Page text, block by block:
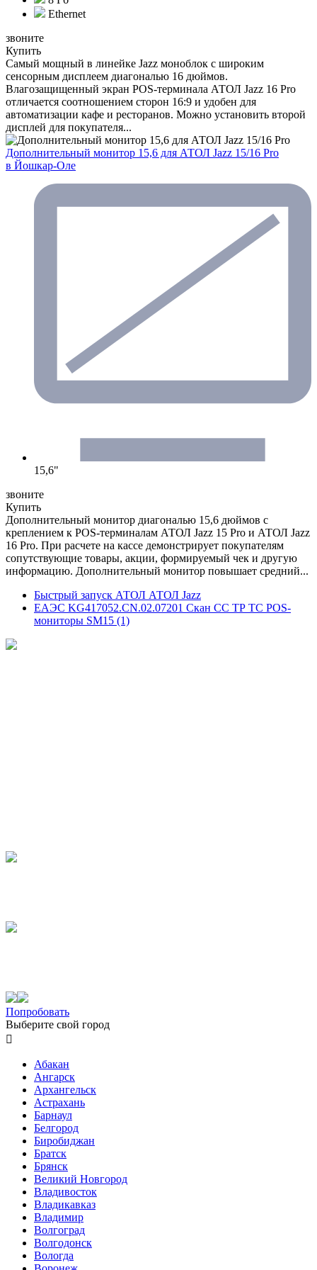
Ethernet
звоните
Купить
Самый мощный в линейке Jazz моноблок с широким
сенсорным дисплеем диагональю 16 дюймов.
Влагозащищенный экран POS-терминала АТОЛ Jazz 16 Pro
отличается соотношением сторон 16:9 и удобен для
автоматизации кафе и ресторанов. Можно установить второй
дисплей для покупателя...
Дополнительный монитор 15,6 для АТОЛ Jazz 15/16 Pro
в Йошкар-Оле
15,6"
звоните
Купить
Дополнительный монитор диагональю 15,6 дюймов с
креплением к POS-терминалам АТОЛ Jazz 15 Pro и АТОЛ Jazz
16 Pro. При расчете на кассе демонстрирует покупателям
сопутствующие товары, акции, формируемый чек и другую
информацию. Дополнительный монитор повышает средний...
Быстрый запуск АТОЛ АТОЛ Jazz
ЕАЭС KG417052.CN.02.07201 Скан СС ТР ТС POS-
мониторы SM15 (1)
Попробовать
Выберите свой город

Абакан
Ангарск
Архангельск
Астрахань
Барнаул
Белгород
Биробиджан
Братск
Брянск
Великий Новгород
Владивосток
Владикавказ
Владимир
Волгоград
Волгодонск
Вологда